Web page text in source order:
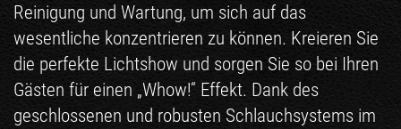
Reinigung und Wartung, um sich auf das
wesentliche konzentrieren zu können. Kreieren Sie
die perfekte Lichtshow und sorgen Sie so bei Ihren
Gästen für einen „Whow!“ Effekt. Dank des
geschlossenen und robusten Schlauchsystems im